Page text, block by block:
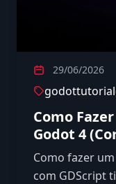
29/06/2026
godottutorial
Como
Godot 4
Como fazer
com GDScript